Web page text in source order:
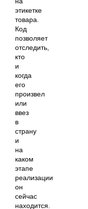
этикетке
товара.
Код
позволяет
отследить,
кто
и
когда
его
произвел
или
ввез
в
страну
и
на
каком
этапе
реализации
он
сейчас
находится.